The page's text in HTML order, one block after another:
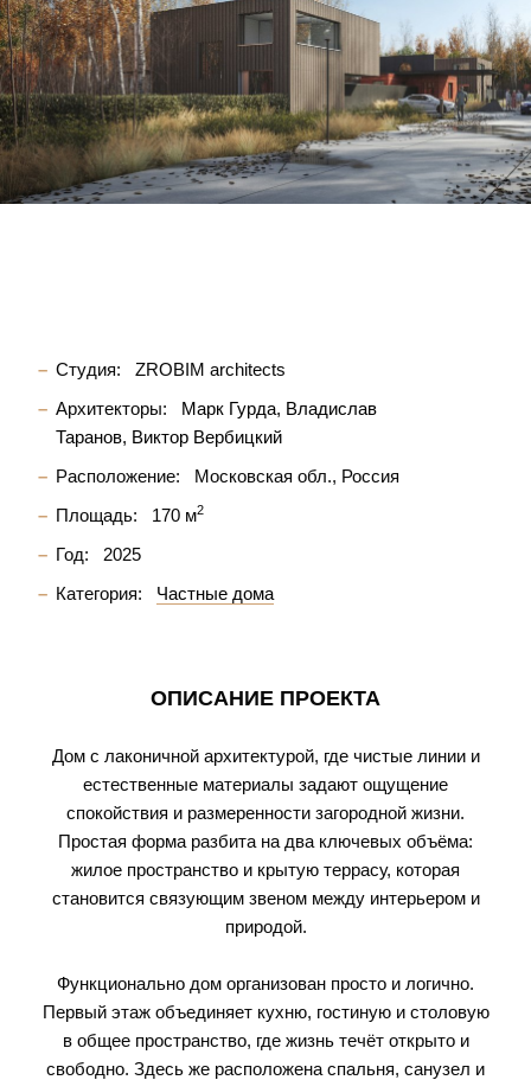
Студия:
ZROBIM architects
Архитекторы:
Марк Гурда Владислав
Таранов Виктор Вербицкий
Расположение:
Московская обл., Россия
Площадь:
170 м2
Год:
2025
Категория:
Частные дома
ОПИСАНИЕ ПРОЕКТА
Дом с лаконичной архитектурой, где чистые линии и
естественные материалы задают ощущение
спокойствия и размеренности загородной жизни.
Простая форма разбита на два ключевых объёма:
жилое пространство и крытую террасу, которая
становится связующим звеном между интерьером и
природой.
Функционально дом организован просто и логично.
Первый этаж объединяет кухню, гостиную и столовую
в общее пространство, где жизнь течёт открыто и
свободно. Здесь же расположена спальня, санузел и